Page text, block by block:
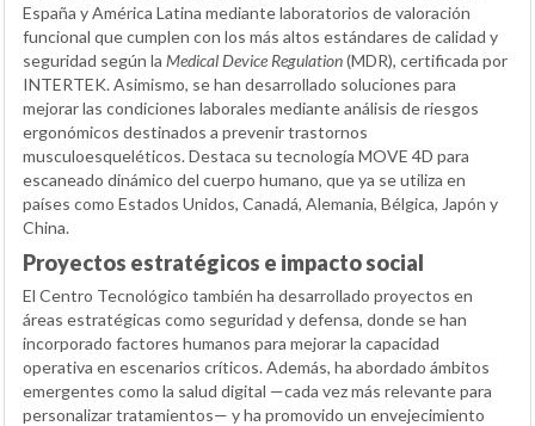
España y América Latina mediante laboratorios de valoración
funcional que cumplen con los más altos estándares de calidad y
seguridad según la Medical Device Regulation(MDR), certificada por
INTERTEK. Asimismo, se han desarrollado soluciones para
mejorar las condiciones laborales mediante análisis de riesgos
ergonómicos destinados a prevenir trastornos
musculoesqueléticos. Destaca su tecnología MOVE 4D para
escaneado dinámico del cuerpo humano, que ya se utiliza en
países como Estados Unidos, Canadá, Alemania, Bélgica, Japón y
China.
Proyectos estratégicos e impacto social
El Centro Tecnológico también ha desarrollado proyectos en
áreas estratégicas como seguridad y defensa, donde se han
incorporado factores humanos para mejorar la capacidad
operativa en escenarios críticos. Además, ha abordado ámbitos
emergentes como la salud digital —cada vez más relevante para
personalizar tratamientos— y ha promovido un envejecimiento